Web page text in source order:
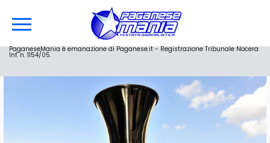
PaganeseMania è emanazione di Paganese.it - Registrazione Tribunale Nocera
Inf. n. 1154/05.